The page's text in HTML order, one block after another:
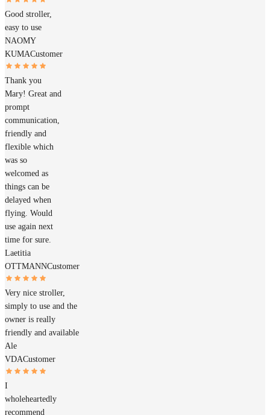
Good stroller,
easy to use
NAOMY
KUMACustomer
Thank you
Mary! Great and
prompt
communication,
friendly and
flexible which
was so
welcomed as
things can be
delayed when
flying. Would
use again next
time for sure.
Laetitia
OTTMANNCustomer
Very nice stroller,
simply to use and the
owner is really
friendly and available
Ale
VDACustomer
I
wholeheartedly
recommend